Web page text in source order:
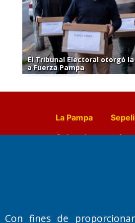
El Tribunal Electoral otorgó
a Fuerza Pampa
La Pampa
Culturales
Con fines de